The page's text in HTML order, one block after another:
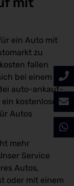
ein Auto mit
zu
fallen
bei einem
auto-ankauf-
kostenloser
Autos
mehr
Service
Autos,
oder mit einem